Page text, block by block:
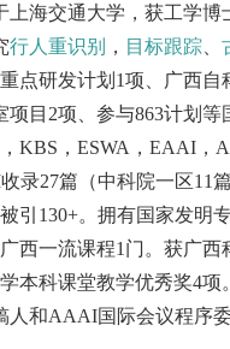
上海交通大学，获工学
行人重识别 ， 目标跟踪
点研发计划1项、广西
目2项、参与863计划
KBS，ESWA，EAAI
录27篇（中科院一区11
引130+。拥有国家发明
西一流课程1门。获广
本科课堂教学优秀奖4项
人和AAAI国际会议程序委